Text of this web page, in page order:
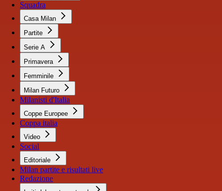
Squadra
Casa Milan
Partite
Serie A
Primavera
Femminile
Milan Futuro
Milanisti d'Italia
Coppe Europee
Coppa italia
Video
Social
Editoriale
Milan partite e risultati live
Redazione